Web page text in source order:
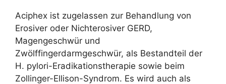
Aciphex ist zugelassen zur Behandlung von
Erosiver oder Nichterosiver GERD,
Magengeschwür und
Zwölffingerdarmgeschwür, als Bestandteil der
H. pylori-Eradikationstherapie sowie beim
Zollinger-Ellison-Syndrom. Es wird auch als